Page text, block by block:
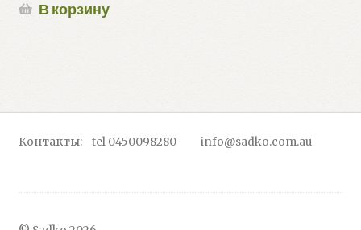
В корзину
Контакты: tel 0450098280 info@sadko.com.au